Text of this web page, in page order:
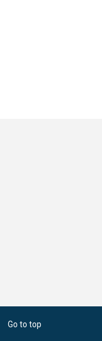
in Limburg)
voor
van de gemeente
nieuwswebsite voor
over
Go to top